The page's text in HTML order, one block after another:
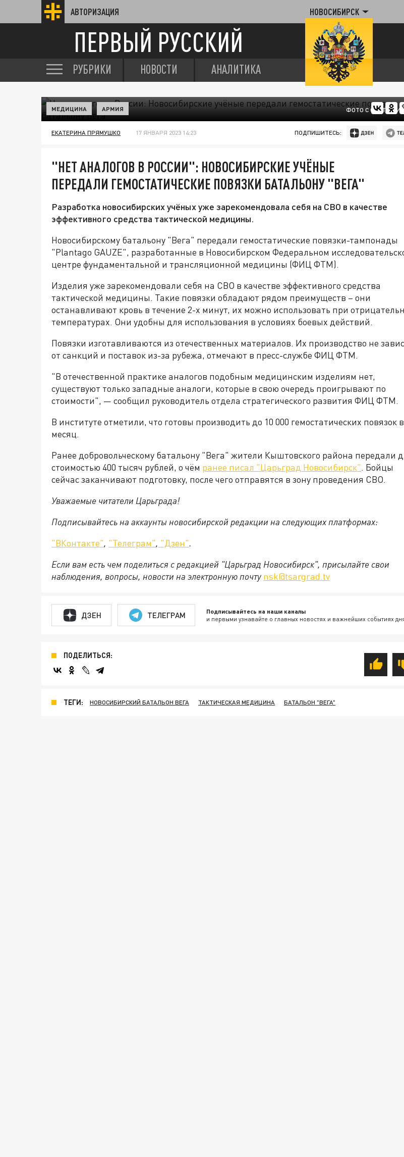
АВТОРИЗАЦИЯ НОВОСИБИРСК
ПЕРВЫЙ РУССКИЙ
РУБРИКИ НОВОСТИ АНАЛИТИКА
ФОТО С САЙТА
МЕДИЦИНА АРМИЯ
ЕКАТЕРИНА ПРЯМУШКО 17 ЯНВАРЯ 2023 14:23 ПОДПИШИТЕСЬ:
"НЕТ АНАЛОГОВ В РОССИИ": НОВОСИБИРСКИЕ УЧЁНЫЕ
ПЕРЕДАЛИ ГЕМОСТАТИЧЕСКИЕ ПОВЯЗКИ БАТАЛЬОНУ "ВЕГА"
Разработка новосибирских учёных уже зарекомендовала себя на СВО в качестве
эффективного средства тактической медицины.
Новосибирскому батальону "Вега" передали гемостатические повязки-тампонады
"Plantago GAUZE", разработанные в Новосибирском Федеральном
центре фундаментальной и трансляционной медицины (ФИЦ ФТМ).
Изделия уже зарекомендовали себя на СВО в качестве эффективного средства
тактической медицины. Такие повязки обладают рядом преимуществ – они
останавливают кровь в течение 2-х минут, их можно использовать при
температурах. Они удобны для использования в условиях боевых действий.
Повязки изготавливаются из отечественных материалов. Их производство не
от санкций и поставок из-за рубежа, отмечают в пресс-службе ФИЦ ФТМ.
"В отечественной практике аналогов подобным медицинским изделиям нет,
существуют только западные аналоги, которые в свою очередь проигрывают по
стоимости", — сообщил руководитель отдела стратегического развития ФИЦ ФТМ.
В институте отметили, что готовы производить до 10 000 гемостатических повязок в
месяц.
Ранее добровольческому батальону "Вега" жители Кыштовского района передали
стоимостью 400 тысяч рублей, о чём ранее писал "Царьград Новосибирск". Бойцы
сейчас заканчивают подготовку, после чего отправятся в зону проведения СВО.
Уважаемые читатели Царьграда!
Подписывайтесь на аккаунты новосибирской редакции на следующих платформах:
"ВКонтакте", "Телеграм", "Дзен".
Если вам есть чем поделиться с редакцией "Царьград Новосибирск", присылайте свои
наблюдения, вопросы, новости на электронную почту nsk@tsargrad.tv
ДЗЕН ТЕЛЕГРАМ Подписывайтесь на наши каналы
и первыми узнавайте о главных новостях и важнейших событиях
ПОДЕЛИТЬСЯ:
ТЕГИ: НОВОСИБИРСКИЙ БАТАЛЬОН ВЕГА ТАКТИЧЕСКАЯ МЕДИЦИНА БАТАЛЬОН "ВЕГА"